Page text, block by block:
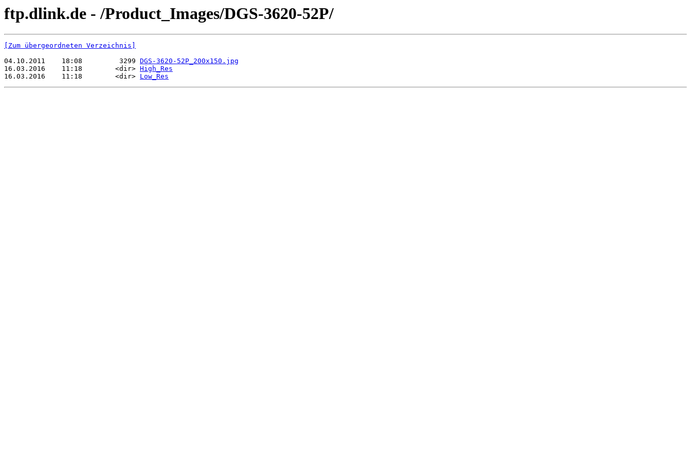
ftp.dlink.de - /Product_Images/DGS-3620-52P/
[Zum übergeordneten Verzeichnis]
04.10.2011    18:08         3299 DGS-3620-52P_200x150.jpg
16.03.2016    11:18        <dir> High_Res
16.03.2016    11:18        <dir> Low_Res